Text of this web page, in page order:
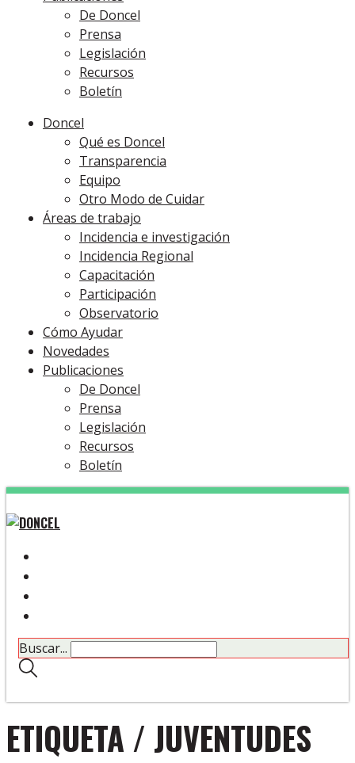
De Doncel
Prensa
Legislación
Recursos
Boletín
Doncel
Qué es Doncel
Transparencia
Equipo
Otro Modo de Cuidar
Áreas de trabajo
Incidencia e investigación
Incidencia Regional
Capacitación
Participación
Observatorio
Cómo Ayudar
Novedades
Publicaciones
De Doncel
Prensa
Legislación
Recursos
Boletín
Buscar...
ETIQUETA / JUVENTUDES